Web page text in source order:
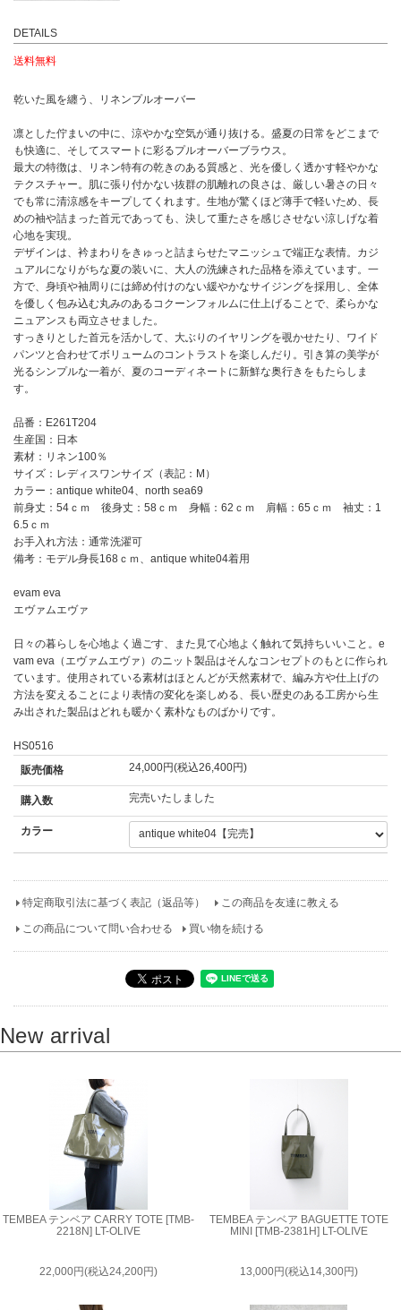
DETAILS
送料無料
乾いた風を纏う、リネンプルオーバー
凛とした佇まいの中に、涼やかな空気が通り抜ける。盛夏の日常をどこまで
も快適に、そしてスマートに彩るプルオーバーブラウス。
最大の特徴は、リネン特有の乾きのある質感と、光を優しく透かす軽やかな
テクスチャー。肌に張り付かない抜群の肌離れの良さは、厳しい暑さの日々
でも常に清涼感をキープしてくれます。生地が驚くほど薄手で軽いため、長
めの袖や詰まった首元であっても、決して重たさを感じさせない涼しげな着
心地を実現。
デザインは、衿まわりをきゅっと詰まらせたマニッシュで端正な表情。カジ
ュアルになりがちな夏の装いに、大人の洗練された品格を添えています。一
方で、身頃や袖周りには締め付けのない緩やかなサイジングを採用し、全体
を優しく包み込む丸みのあるコクーンフォルムに仕上げることで、柔らかな
ニュアンスも両立させました。
すっきりとした首元を活かして、大ぶりのイヤリングを覗かせたり、ワイド
パンツと合わせてボリュームのコントラストを楽しんだり。引き算の美学が
光るシンプルな一着が、夏のコーディネートに新鮮な奥行きをもたらしま
す。
品番：E261T204
生産国：日本
素材：リネン100％
サイズ：レディスワンサイズ（表記：M）
カラー：antique white04、north sea69
前身丈：54ｃｍ 後身丈：58ｃｍ 身幅：62ｃｍ 肩幅：65ｃｍ 袖丈：1
6.5ｃｍ
お手入れ方法：通常洗濯可
備考：モデル身長168ｃｍ、antique white04着用
evam eva
エヴァムエヴァ
日々の暮らしを心地よく過ごす、また見て心地よく触れて気持ちいいこと。e
vam eva（エヴァムエヴァ）のニット製品はそんなコンセプトのもとに作られ
ています。使用されている素材はほとんどが天然素材で、編み方や仕上げの
方法を変えることにより表情の変化を楽しめる、長い歴史のある工房から生
み出された製品はどれも暖かく素朴なものばかりです。
HS0516
販売価格
24,000円(税込26,400円)
購入数 完売いたしました
カラー
特定商取引法に基づく表記（返品等） この商品を友達に教える
この商品について問い合わせる 買い物を続ける
New arrival
TEMBEA テンベア CARRY TOTE [TMB-
2218N] LT-OLIVE
22,000円(税込24,200円)
TEMBEA テンベア BAGUETTE TOTE
MINI [TMB-2381H] LT-OLIVE
13,000円(税込14,300円)